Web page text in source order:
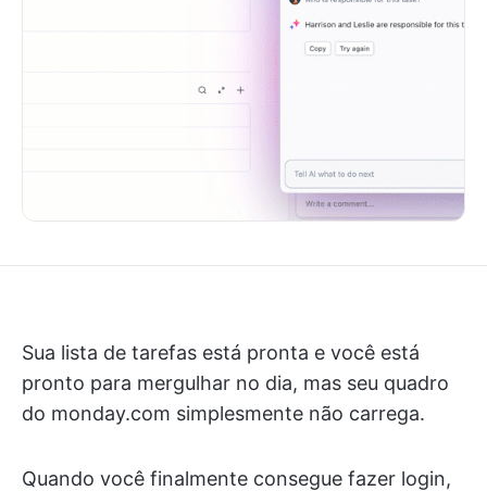
Sua lista de tarefas está pronta e você está
pronto para mergulhar no dia, mas seu quadro
do monday.com simplesmente não carrega.
Quando você finalmente consegue fazer login,